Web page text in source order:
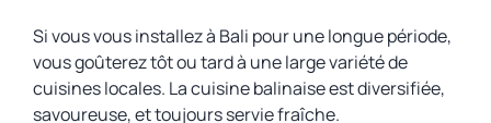
Si vous vous installez à Bali pour une longue période,
vous goûterez tôt ou tard à une large variété de
cuisines locales. La cuisine balinaise est diversifiée,
savoureuse, et toujours servie fraîche.